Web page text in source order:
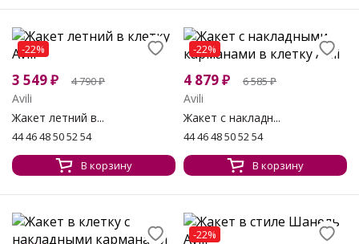
-22%
3 549₽ 4 790₽
Avili
Жакет летний в...
44 46 48 50 52 54
В корзину
-22%
4 879₽ 6 585₽
Avili
Жакет с накладн...
44 46 48 50 52 54
В корзину
-22%